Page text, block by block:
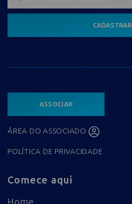
CADASTRAR
ASSOCIAR
ÁREA DO ASSOCIADO
POLÍTICA DE PRIVACIDADE
Comece aqui
Home